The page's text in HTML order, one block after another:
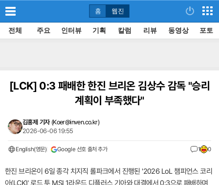
홈 웹진
전체 주요 인터뷰 기획 칼럼 리뷰 동영상 포토
[LCK]0:3 패배한 한진 브리온 김상수 감독 "승리
계획이 부족했다"
김홍제 기자 (Koer@inven.co.kr)
2026-06-06 19:55
English(영문) Google 선호 출처 추가 1 0
한진 브리온이 6일 종각 치지직 롤파크에서 진행된 '2026 LoL 챔피언스 코리
아(LCK)' 로드 투 MSI 1라운드 디플러스 기아와 대결에서 0:3으로 패배하며